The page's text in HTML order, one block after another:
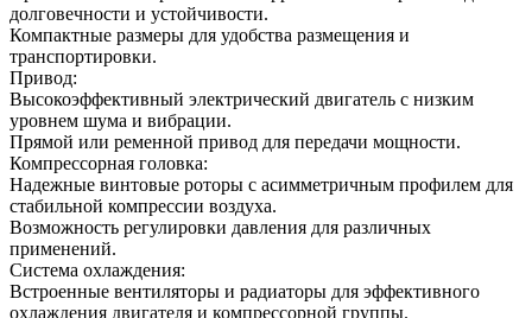
долговечности и устойчивости.
Компактные размеры для удобства размещения и
транспортировки.
Привод:
Высокоэффективный электрический двигатель с низким
уровнем шума и вибрации.
Прямой или ременной привод для передачи мощности.
Компрессорная головка:
Надежные винтовые роторы с асимметричным профилем для
стабильной компрессии воздуха.
Возможность регулировки давления для различных
применений.
Система охлаждения:
Встроенные вентиляторы и радиаторы для эффективного
охлаждения двигателя и компрессорной группы.